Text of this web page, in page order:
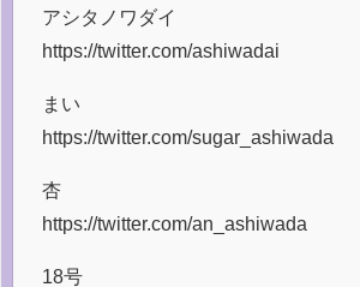
アシタノワダイ
https://twitter.com/ashiwadai
まい
https://twitter.com/sugar_ashiwada
杏
https://twitter.com/an_ashiwada
18号